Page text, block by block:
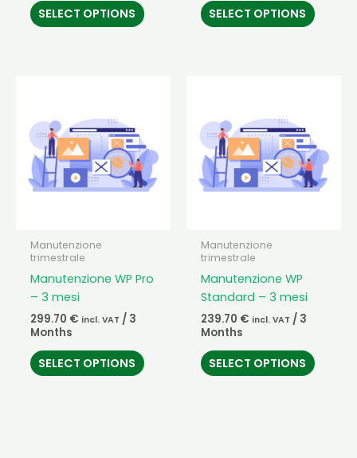
SELECT OPTIONS SELECT OPTIONS
Manutenzione
trimestrale
Manutenzione WP Pro
– 3 mesi
299.70 € incl. VAT / 3
Months
SELECT OPTIONS
Manutenzione
trimestrale
Manutenzione WP
Standard – 3 mesi
239.70 € incl. VAT / 3
Months
SELECT OPTIONS